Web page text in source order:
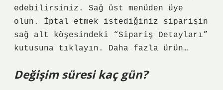
edebilirsiniz. Sağ üst menüden üye
olun. İptal etmek istediğiniz siparişin
sağ alt köşesindeki “Sipariş Detayları”
kutusuna tıklayın. Daha fazla ürün…
Değişim süresi kaç gün?